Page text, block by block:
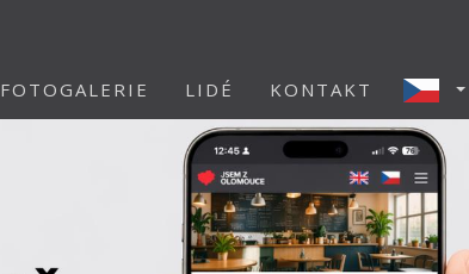
FOTOGALERIE LIDÉ KONTAKT